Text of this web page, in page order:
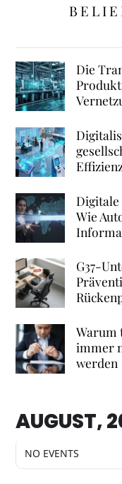
Die
Digitale
Wie
G37-
Warum
immer
werden
AUGUST,
NO EVENTS